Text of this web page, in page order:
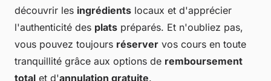
découvrir les ingrédients locaux et d'apprécier
l'authenticité des plats préparés. Et n'oubliez pas,
vous pouvez toujours réserver vos cours en toute
tranquillité grâce aux options de remboursement
total et d'annulation gratuite.